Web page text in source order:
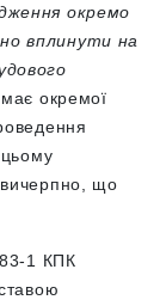
окремо
вплинути на
окремої
цьому
що
1 КПК